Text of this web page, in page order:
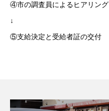
④市の調査員によるヒアリング
↓
⑤支給決定と受給者証の交付